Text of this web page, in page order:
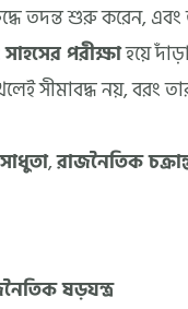
তদন্ত শুরু করেন,
সাহসের পরীক্ষাহয়ে
সীমাবদ্ধ নয়, বরং
,রাজনৈতিক
ষড়যন্ত্র